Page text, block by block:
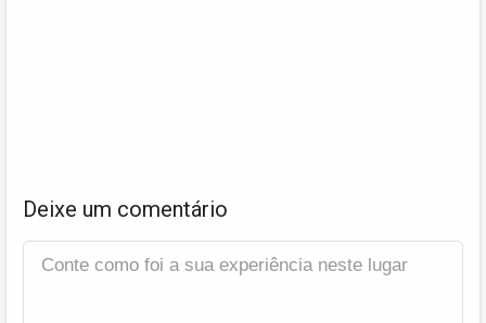
Deixe um comentário